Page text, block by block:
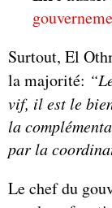
Surtout, El
la majorité:
vif, il est le
la
par la
Le chef du